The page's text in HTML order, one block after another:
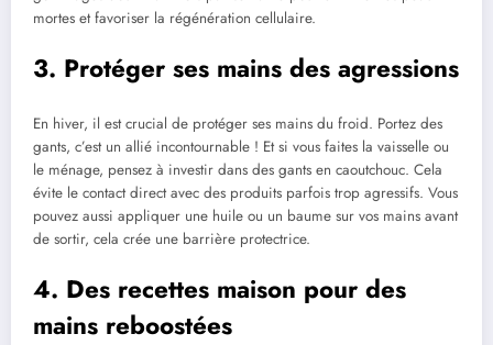
mortes et favoriser la régénération cellulaire.
3. Protéger ses mains des agressions
En hiver, il est crucial de protéger ses mains du froid. Portez des
gants, c’est un allié incontournable ! Et si vous faites la vaisselle ou
le ménage, pensez à investir dans des gants en caoutchouc. Cela
évite le contact direct avec des produits parfois trop agressifs. Vous
pouvez aussi appliquer une huile ou un baume sur vos mains avant
de sortir, cela crée une barrière protectrice.
4. Des recettes maison pour des
mains reboostées